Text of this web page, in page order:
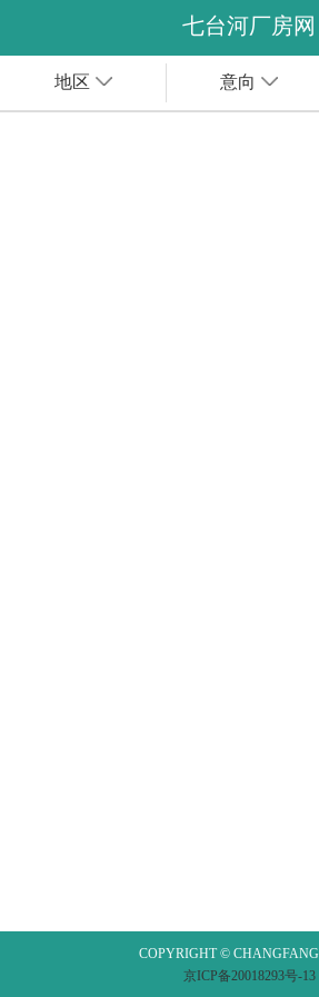
七台河厂房网
地区 意向
COPYRIGHT ©
京ICP备20018293号-13